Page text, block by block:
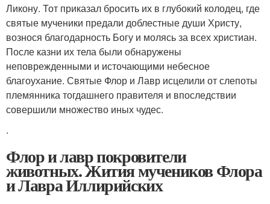
Ликону. Тот приказал бросить их в глубокий колодец, где
святые мученики предали доблестные души Христу,
вознося благодарность Богу и молясь за всех христиан.
После казни их тела были обнаружены
неповрежденными и источающими небесное
благоухание. Святые Флор и Лавр исцелили от слепоты
племянника тогдашнего правителя и впоследствии
совершили множество иных чудес.
.
Флор и лавр покровители
животных. Жития мучеников Флора
и Лавра Иллирийских